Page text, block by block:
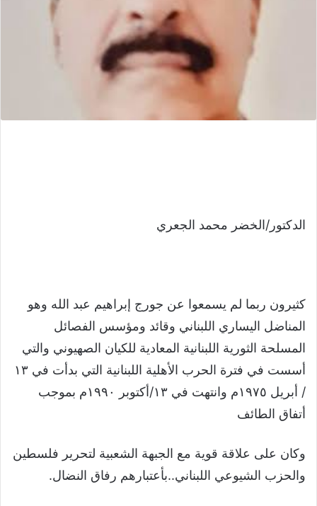
الدكتور/الخضر محمد الجعري
كثيرون ربما لم يسمعوا عن جورج إبراهيم عبد الله وهو
المناضل اليساري اللبناني وقائد ومؤسس الفصائل
المسلحة الثورية اللبنانية المعادية للكيان الصهيوني والتي
أسست في فترة الحرب الأهلية اللبنانية التي بدأت في ١٣
/ أبريل ١٩٧٥م وانتهت في ١٣/أكتوبر ١٩٩٠م بموجب
أتفاق الطائف
وكان على علاقة قوية مع الجبهة الشعبية لتحرير فلسطين
والحزب الشيوعي اللبناني..بأعتبارهم رفاق النضال.